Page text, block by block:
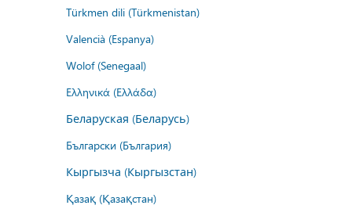
Türkmen dili (Türkmenistan)
Valencià (Espanya)
Wolof (Senegaal)
Ελληνικά (Ελλάδα)
Беларуская (Беларусь)
Български (България)
Кыргызча (Кыргызстан)
Қазақ (Қазақстан)